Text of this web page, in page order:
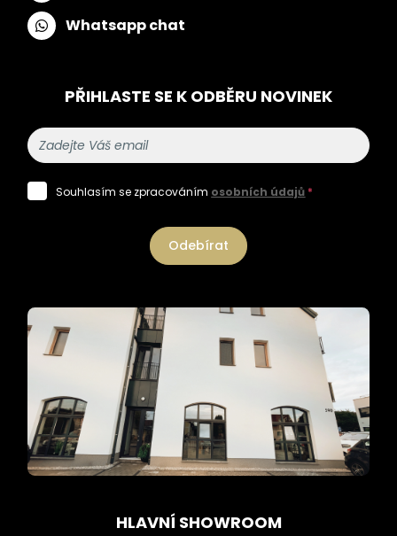
Whatsapp chat
PŘIHLASTE SE K ODBĚRU NOVINEK
Souhlasím se zpracováním osobních údajů *
Odebírat
HLAVNÍ SHOWROOM